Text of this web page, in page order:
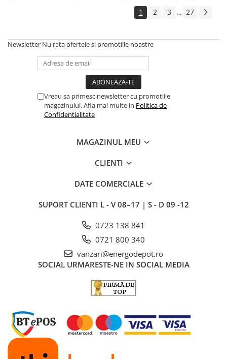
1 2 3 ... 27
Newsletter Nu rata ofertele si promotiile noastre
Vreau sa primesc newsletter cu promotiile
magazinului. Afla mai multe in Politica de
Confidentialitate
MAGAZINUL MEU
CLIENTI
DATE COMERCIALE
SUPORT CLIENTI L - V 08–17 | S - D 09 -12
0723 138 841
0721 800 340
vanzari@energodepot.ro
SOCIAL URMARESTE-NE IN SOCIAL MEDIA